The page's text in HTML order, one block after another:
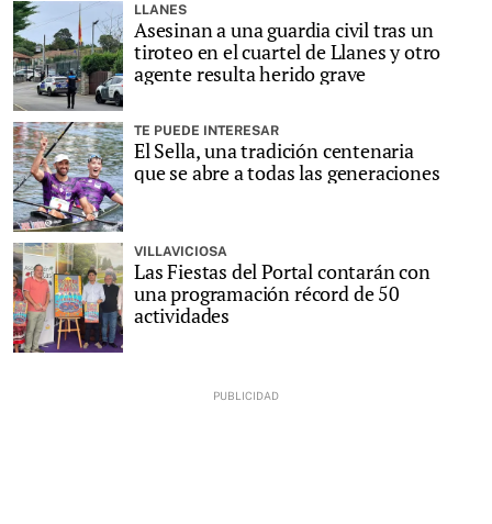
LLANES
Asesinan a una guardia civil tras un
tiroteo en el cuartel de Llanes y otro
agente resulta herido grave
TE PUEDE INTERESAR
El Sella, una tradición centenaria
que se abre a todas las generaciones
VILLAVICIOSA
Las Fiestas del Portal contarán con
una programación récord de 50
actividades